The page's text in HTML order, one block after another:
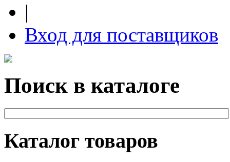
|
Вход для поставщиков
Поиск в каталоге
Каталог товаров